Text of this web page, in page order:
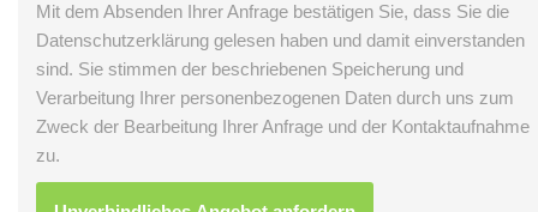
Mit dem Absenden Ihrer Anfrage bestätigen Sie, dass Sie die
Datenschutzerklärung gelesen haben und damit einverstanden
sind. Sie stimmen der beschriebenen Speicherung und
Verarbeitung Ihrer personenbezogenen Daten durch uns zum
Zweck der Bearbeitung Ihrer Anfrage und der Kontaktaufnahme
zu.